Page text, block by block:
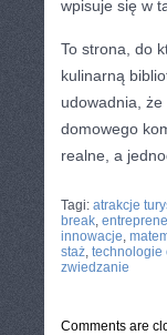
wpisuje się w
To strona, do
kulinarną
udowadnia,
domowego
realne, a
Tagi: atrakcje
break,
innowacje,
staż, technologie
zwiedzanie
Comments are